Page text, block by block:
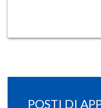
POSTI DI